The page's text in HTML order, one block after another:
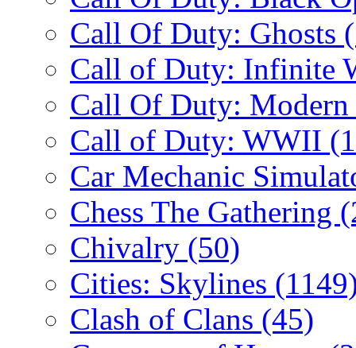
Call Of Duty: Ghosts
Call of Duty: Infinite
Call Of Duty:
Call of Duty: WWII
Car Mechanic
Chess The Gathering
Chivalry (50)
Cities: Skylines
Clash of Clans (45)